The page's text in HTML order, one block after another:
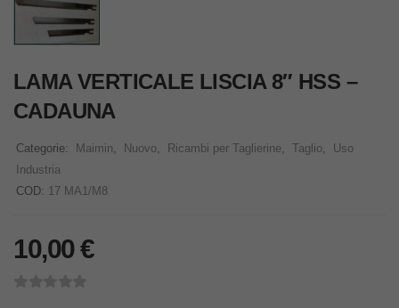
LAMA VERTICALE LISCIA 8″ HSS –
CADAUNA
Categorie: Maimin Nuovo Ricambi per Taglierine Taglio
Uso
Industria
COD: 17 MA1/M8
10,00€